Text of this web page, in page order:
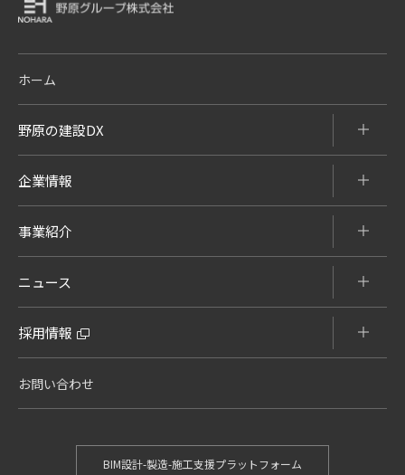
ホーム
野原の建設DX
企業情報
事業紹介
ニュース
採用情報
お問い合わせ
BIM設計-製造-施工支援プラットフォーム